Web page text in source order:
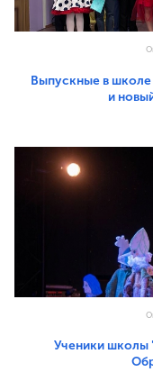
Выпускные в школе
и
Ученики школы